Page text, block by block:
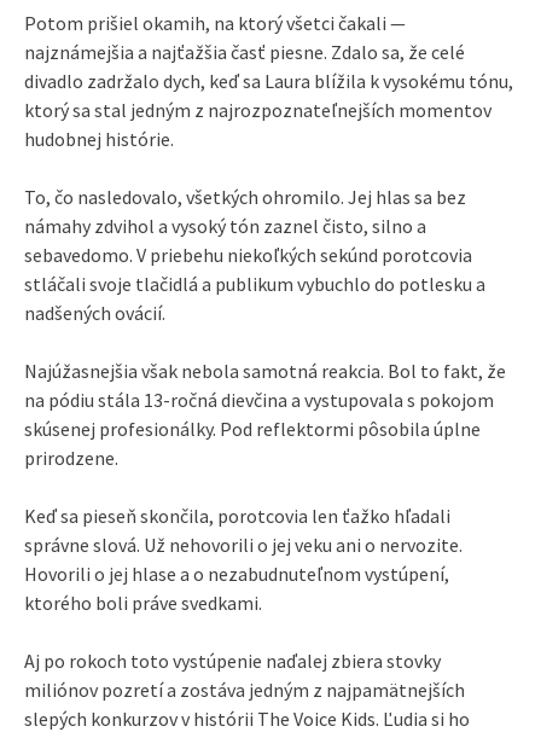
Potom prišiel okamih, na ktorý všetci čakali —
najznámejšia a najťažšia časť piesne. Zdalo sa, že celé
divadlo zadržalo dych, keď sa Laura blížila k vysokému tónu,
ktorý sa stal jedným z najrozpoznateľnejších momentov
hudobnej histórie.
To, čo nasledovalo, všetkých ohromilo. Jej hlas sa bez
námahy zdvihol a vysoký tón zaznel čisto, silno a
sebavedomo. V priebehu niekoľkých sekúnd porotcovia
stláčali svoje tlačidlá a publikum vybuchlo do potlesku a
nadšených ovácií.
Najúžasnejšia však nebola samotná reakcia. Bol to fakt, že
na pódiu stála 13-ročná dievčina a vystupovala s pokojom
skúsenej profesionálky. Pod reflektormi pôsobila úplne
prirodzene.
Keď sa pieseň skončila, porotcovia len ťažko hľadali
správne slová. Už nehovorili o jej veku ani o nervozite.
Hovorili o jej hlase a o nezabudnuteľnom vystúpení,
ktorého boli práve svedkami.
Aj po rokoch toto vystúpenie naďalej zbiera stovky
miliónov pozretí a zostáva jedným z najpamätnejších
slepých konkurzov v histórii The Voice Kids. Ľudia si ho